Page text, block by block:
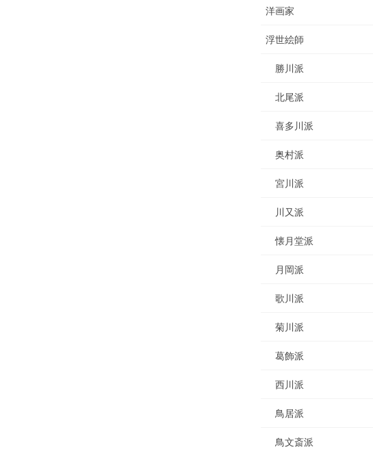
洋画家
浮世絵師
勝川派
北尾派
喜多川派
奥村派
宮川派
川又派
懐月堂派
月岡派
歌川派
菊川派
葛飾派
西川派
鳥居派
鳥文斎派